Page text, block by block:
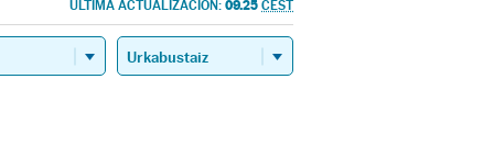
ÚLTIMA ACTUALIZACIÓN: 09.25 CEST